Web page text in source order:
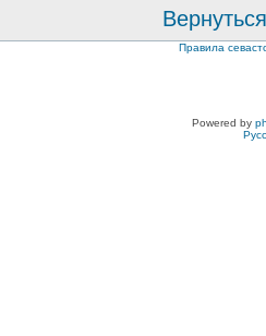
Правила
Powered by